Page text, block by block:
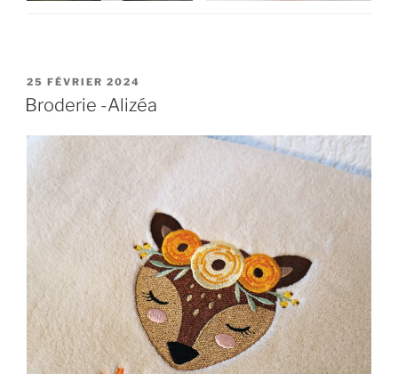
PUBLIÉ
LE
25 FÉVRIER 2024
Broderie -Alizéa